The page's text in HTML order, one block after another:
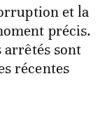
et la
précis.
arrêtés sont
récentes